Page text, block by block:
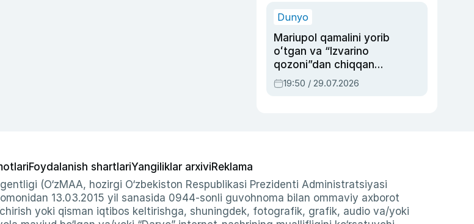
Dunyo
Mariupol qamalini yorib
oʻtgan va “Izvarino
qozoni”dan chiqqan
qahramon — Ukraina
armiyasi bosh
19:50 / 29.07.2026
Foydalanish shartlariYangiliklar arxiviReklama
(O‘zMAA, hozirgi O‘zbekiston Respublikasi Prezidenti Administratsiyasi
13.03.2015 yil sanasida 0944-sonli guvohnoma bilan ommaviy axborot
yoki qisman iqtibos keltirishga, shuningdek, fotografik, grafik, audio va/yoki